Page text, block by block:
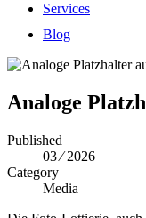
Services
Blog
Analoge
Published
03 ⁄ 2026
Category
Media